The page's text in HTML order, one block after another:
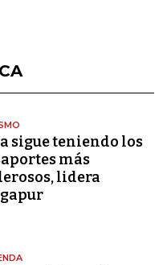
sigue teniendo los
más
lidera